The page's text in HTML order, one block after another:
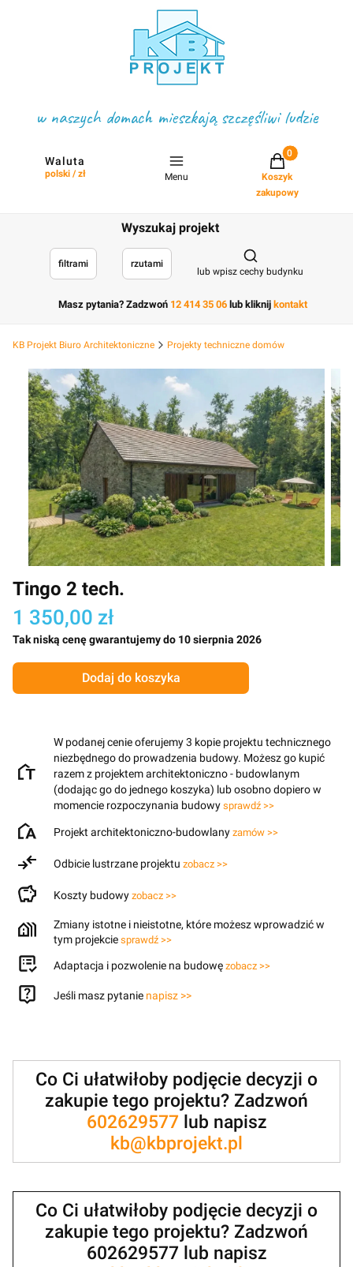
w naszych domach mieszkają szczęśliwi ludzie
Waluta
polski / zł Menu
Projekty w
Koszyk
zakupowy
Wyszukaj projekt
filtrami rzutami
Otwórz
lub wpisz cechy budynku
Masz pytania? Zadzwoń 12 414 35 06 lub kliknij kontakt
KB Projekt Biuro Architektoniczne Projekty techniczne domów
Tingo 2 tech.
1 350,00 zł
Tak niską cenę gwarantujemy do 10 sierpnia 2026
Dodaj do koszyka
W podanej cenie oferujemy 3 kopie projektu technicznego
niezbędnego do prowadzenia budowy. Możesz go kupić
razem z projektem architektoniczno - budowlanym
(dodając go do jednego koszyka) lub osobno dopiero w
momencie rozpoczynania budowy sprawdź >>
Projekt architektoniczno-budowlany zamów >>
Odbicie lustrzane projektu zobacz >>
Koszty budowy zobacz >>
Zmiany istotne i nieistotne, które możesz wprowadzić w
tym projekcie sprawdź >>
Adaptacja i pozwolenie na budowę zobacz >>
Jeśli masz pytanie napisz >>
Co Ci ułatwiłoby podjęcie decyzji o
zakupie tego projektu? Zadzwoń
602629577lub napisz
kb@kbprojekt.pl
Co Ci ułatwiłoby podjęcie decyzji o
zakupie tego projektu? Zadzwoń
602629577 lub napisz